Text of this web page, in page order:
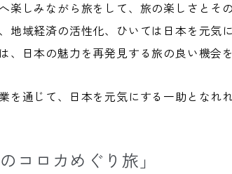
楽しみながら旅をして、旅の楽しさと
地域経済の活性化、ひいては日本を元
、日本の魅力を再発見する旅の良い機会
を通じて、日本を元気にする一助となれ
コロカめぐり旅」